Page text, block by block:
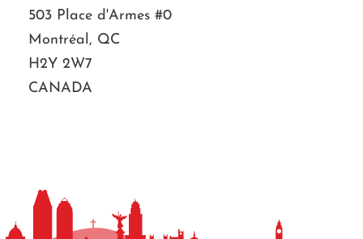
503 Place d'Armes #0
Montréal, QC
H2Y 2W7
CANADA